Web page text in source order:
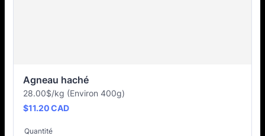
Agneau haché
28.00$/kg (Environ 400g)
$11.20 CAD
$11.20CAD
Quantité